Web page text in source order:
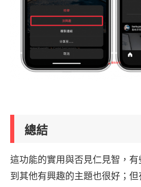
總結
這功能的實用與否見仁見智，
到其他有興趣的主題也很好；